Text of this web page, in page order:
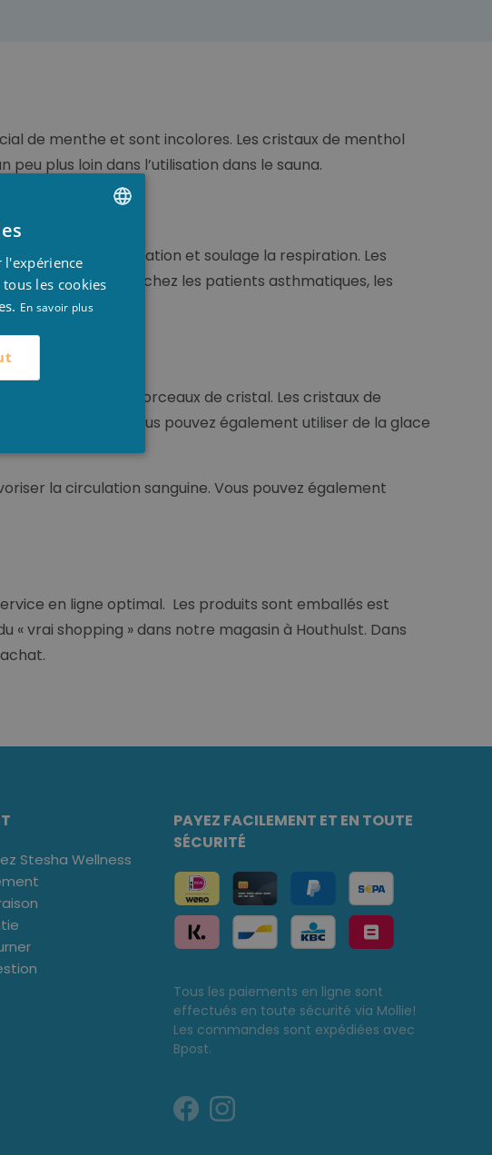
de menthe et sont incolores. Les cristaux de menthol
plus loin dans l’utilisation dans le sauna.
la concentration et soulage la respiration. Les
la grippe, … chez les patients asthmatiques, les
quelques morceaux de cristal. Les cristaux de
du versement, vous pouvez également utiliser de la glace
la circulation sanguine. Vous pouvez également
en ligne optimal. Les produits sont emballés est
« vrai shopping » dans notre magasin à Houthulst. Dans
Stesha Wellness
PAYEZ FACILEMENT ET EN TOUTE
SÉCURITÉ
Tous les paiements en ligne sont
effectués en toute sécurité via Mollie!
Les commandes sont expédiées avec
Bpost.
ENGLISH
l'expérience
les cookies
En savoir plus